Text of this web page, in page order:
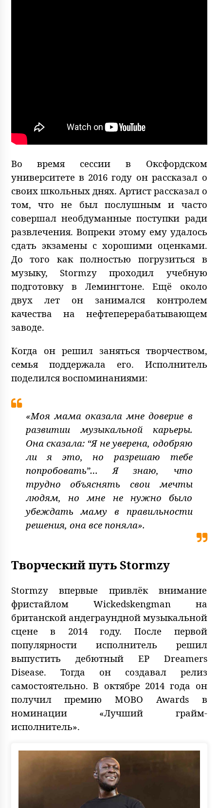
Во время сессии в Оксфордском
университете в 2016 году он рассказал о
своих школьных днях. Артист рассказал о
том, что не был послушным и часто
совершал необдуманные поступки ради
развлечения. Вопреки этому ему удалось
сдать экзамены с хорошими оценками.
До того как полностью погрузиться в
музыку, Stormzy проходил учебную
подготовку в Лемингтоне. Ещё около
двух лет он занимался контролем
качества на нефтеперерабатывающем
заводе.
Когда он решил заняться творчеством,
семья поддержала его. Исполнитель
поделился воспоминаниями:
«Моя мама оказала мне доверие в
развитии музыкальной карьеры.
Она сказала: “Я не уверена, одобряю
ли я это, но разрешаю тебе
попробовать”… Я знаю, что
трудно объяснять свои мечты
людям, но мне не нужно было
убеждать маму в правильности
решения, она все поняла».
Творческий путь Stormzy
Stormzy впервые привлёк внимание
фристайлом Wickedskengman на
британской андеграундной музыкальной
сцене в 2014 году. После первой
популярности исполнитель решил
выпустить дебютный EP Dreamers
Disease. Тогда он создавал релиз
самостоятельно. В октябре 2014 года он
получил премию MOBO Awards в
номинации «Лучший грайм-
исполнитель».